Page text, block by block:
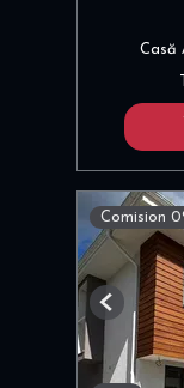
Casă
Comision
Previous